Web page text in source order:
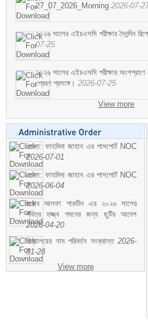
27_07_2026_Morning 2026-07-
২০২৬ সালের এইচএসসি পরীক্ষার দৈনন্দিন
07-25
২০২৬ সালের এইচএসসি পরীক্ষার অংশগ্রহণ
প্রেরণ প্রসঙ্গে। 2026-07-25
View more
মোসা: ফাহমিদা জাহান এর পাসপোর্ট NOC
2026-07-01
মোসা: ফাহমিদা জাহান এর পাসপোর্ট NOC
2026-06-04
জনাব আলফা পারভীন এর ২০২৬ সালের
পবিত্র হজ্জ্ব গমনের জন্য ছুটির আদেশ
2026-04-20
বিদ্যালয়ের নাম পরিবর্তন সংক্রান্ত 2026-
01-28
View more